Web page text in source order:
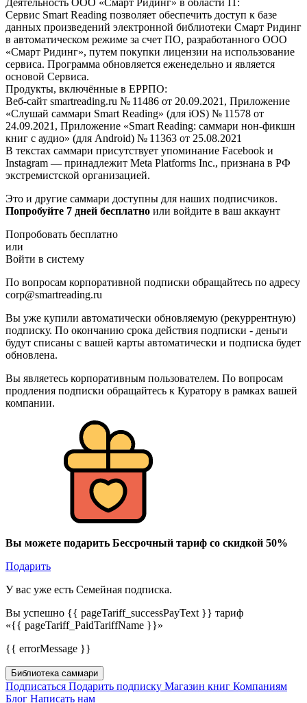
Деятельность ООО «Смарт Ридинг» в области IT:
Сервис Smart Reading позволяет обеспечить доступ к базе
данных произведений электронной библиотеки Смарт Ридинг
в автоматическом режиме за счет ПО, разработанного ООО
«Смарт Ридинг», путем покупки лицензии на использование
сервиса. Программа обновляется еженедельно и является
основой Сервиса.
Продукты, включённые в ЕРРПО:
Веб-сайт smartreading.ru № 11486 от 20.09.2021, Приложение
«Слушай саммари Smart Reading» (для iOS) № 11578 от
24.09.2021, Приложение «Smart Reading: саммари нон-фикшн
книг с аудио» (для Android) № 11363 от 25.08.2021
В текстах саммари присутствует упоминание Facebook и
Instagram — принадлежит Meta Platforms Inc., признана в РФ
экстремистской организацией.
Это и другие саммари доступны для наших подписчиков.
Попробуйте 7 дней бесплатно или войдите в ваш аккаунт
Попробовать бесплатно
или
Войти в систему
По вопросам корпоративной подписки обращайтесь по адресу
corp@smartreading.ru
Вы уже купили автоматически обновляемую (рекуррентную)
подписку. По окончанию срока действия подписки - деньги
будут списаны с вашей карты автоматически и подписка будет
обновлена.
Вы являетесь корпоративным пользователем. По вопросам
продления подписки обращайтесь к Куратору в рамках вашей
компании.
Вы можете подарить Бессрочный тариф со скидкой 50%
Подарить
У вас уже есть Семейная подписка.
Вы успешно {{ pageTariff_successPayText }} тариф
«{{ pageTariff_PaidTariffName }}»
{{ errorMessage }}
Библиотека саммари
Подписаться Подарить подписку Магазин книг Компаниям
Блог Написать нам